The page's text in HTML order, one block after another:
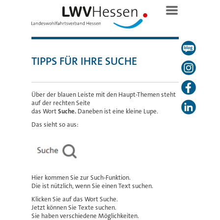
TIPPS FÜR IHRE SUCHE
Über der blauen Leiste mit den Haupt-Themen steht
auf der rechten Seite
das WortSuche. Daneben ist eine kleine Lupe.
Das sieht so aus:
Hier kommen Sie zur Such-Funktion.
Die ist nützlich, wenn Sie einen Text suchen.
Klicken Sie auf das Wort Suche.
Jetzt können Sie Texte suchen.
Sie haben verschiedene Möglichkeiten.